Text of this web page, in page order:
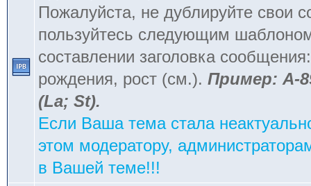
Пожалуйста, не дублируйте свои
пользуйтесь следующим
составлении заголовка
рождения, рост (см.). Пример: А-
(La; St).
Если Ваша тема стала
этом модератору,
в Вашей теме!!!